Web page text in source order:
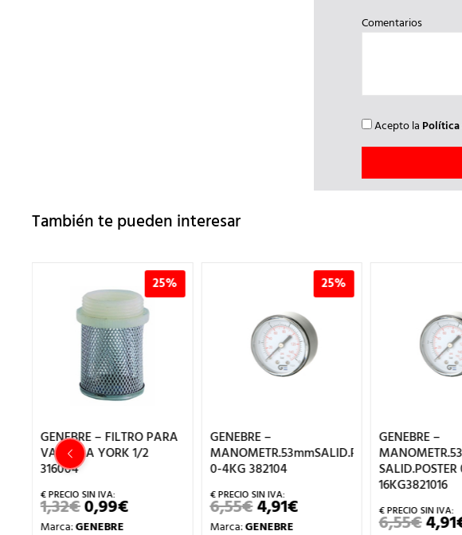
Comentarios
Acepto la
También te pueden interesar
25%
GENEBRE – FILTRO PARA
VALVULA YORK 1/2
316004
1,32€EL
PRECIO
0,99€EL
PRECIO
Marca:GENEBRE
25%
GENEBRE –
MANOMETR.53mmSALID.POSTER
0-4KG 382104
6,55€EL
PRECIO
4,91€EL
PRECIO
Marca:GENEBRE
GENEBRE –
16KG3821016
6,55€EL
4,91